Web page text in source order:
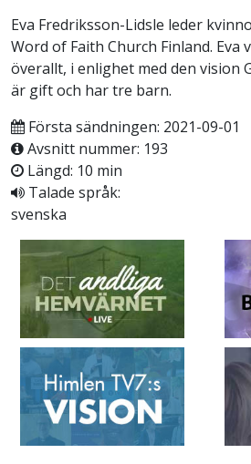
Eva Fredriksson-Lidsle leder
Word of Faith Church Finland.
överallt, i enlighet med den vision
är gift och har tre barn.
Första sändningen: 2021-09-01
Avsnitt nummer: 193
Längd: 10 min
Talade språk:
svenska